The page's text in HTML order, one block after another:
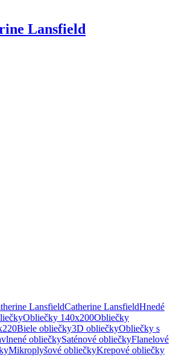
Lansfield
LansfieldCatherine LansfieldHnedé
Obliečky 140x200Obliečky
Biele obliečky3D obliečkyObliečky s
obliečkySaténové obliečkyFlanelové
Mikroplyšové obliečkyKrepové obliečky